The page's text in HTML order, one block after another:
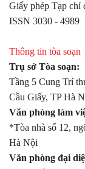
Giấy phép Tạp chí
ISSN 3030 - 4989
Thông tin tòa soạn
Trụ sở Tòa soạn:
Tầng 5 Cung Trí
Cầu Giấy, TP Hà
Văn phòng làm
*Tòa nhà số 12,
Hà Nội
Văn phòng đại